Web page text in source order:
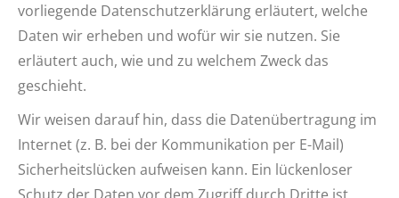
vorliegende Datenschutzerklärung erläutert, welche
Daten wir erheben und wofür wir sie nutzen. Sie
erläutert auch, wie und zu welchem Zweck das
geschieht.
Wir weisen darauf hin, dass die Datenübertragung im
Internet (z. B. bei der Kommunikation per E-Mail)
Sicherheitslücken aufweisen kann. Ein lückenloser